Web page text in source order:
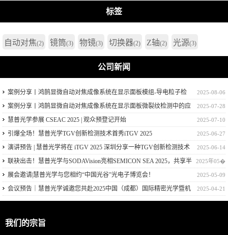
标签
自动对焦(2) 镜筒(3) 物镜(3) 切换器(2) Z轴(2) 光源(3)
公司新闻
2025-08-06
案例分享丨鸿鹄显微自动对焦成像系统在显示面板模组-导电粒子检
测中的应用
2025-07-28
案例分享丨鸿鹄显微自动对焦成像系统在显示面板微裂纹检测中的应
用
2025-07-10
慧普光学参展 CSEAC 2025 | 观众预登记开始
2025-06-27
引爆全场！慧普光学TGV创新检测技术首秀iTGV 2025
2025-06-14
演讲预告 | 慧普光学将在 iTGV 2025 深圳分享一种TGV创新检测技术
2025年05�
联袂出击！慧普光学与SODAVision亮相SEMICON SEA 2025，共享半
导体量检测技术
2025-05-09
展会邀请|慧普光学与您相约“中国光谷”光电子博览会！
2025-04-21
会议预告｜慧普光学诚邀您共赴2025中国（成都）国际精密光学暨机
器视觉技术应用大会！
我们的宗旨